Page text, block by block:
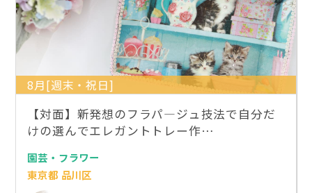
8月[週末・祝日]
【対面】新発想のフラパ―ジュ技法で自分だ
けの選んでエレガントトレー作…
園芸・フラワー
東京都 品川区